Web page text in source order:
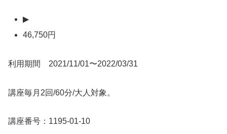
▶
46,750円
利用期間 2021/11/01〜2022/03/31
講座毎月2回/60分/大人対象。
講座番号：1195-01-10